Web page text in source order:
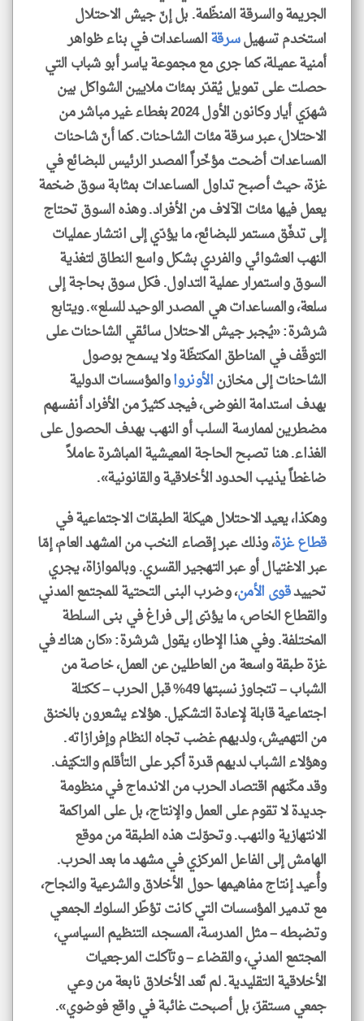
الجريمة والسرقة المنظّمة. بل إنّ جيش الاحتلال
استخدم تسهيلسرقةالمساعدات في بناء ظواهر
أمنية عميلة، كما جرى مع مجموعة ياسر أبو شباب التي
حصلت على تمويل يُقدّر بمئات ملايين الشواكل بين
شهرَي أيار وكانون الأول 2024 بغطاء غير مباشر من
الاحتلال، عبر سرقة مئات الشاحنات. كما أنّ شاحنات
المساعدات أضحت مؤخّراً المصدر الرئيس للبضائع في
غزة، حيث أصبح تداول المساعدات بمثابة سوق ضخمة
يعمل فيها مئات الآلاف من الأفراد. وهذه السوق تحتاج
إلى تدفّق مستمر للبضائع، ما يؤدّي إلى انتشار عمليات
النهب العشوائي والفردي بشكل واسع النطاق لتغذية
السوق واستمرار عملية التداول. فكل سوق بحاجة إلى
سلعة، والمساعدات هي المصدر الوحيد للسلع». ويتابع
شرشرة: «يُجبر جيش الاحتلال سائقي الشاحنات على
التوقّف في المناطق المكتظّة ولا يسمح بوصول
الشاحنات إلى مخازنالأونرواوالمؤسسات الدولية
بهدف استدامة الفوضى، فيجد كثيرٌ من الأفراد أنفسهم
مضطرين لممارسة السلب أو النهب بهدف الحصول على
الغذاء. هنا تصبح الحاجة المعيشية المباشرة عاملاً
ضاغطاً يذيب الحدود الأخلاقية والقانونية».
وهكذا، يعيد الاحتلال هيكلة الطبقات الاجتماعية في
قطاع غزة، وذلك عبر إقصاء النخب من المشهد العام، إمّا
عبر الاغتيال أو عبر التهجير القسري. وبالموازاة، يجري
تحييدقوى الأمن، وضرب البنى التحتية للمجتمع المدني
والقطاع الخاص، ما يؤدّى إلى فراغ في بنى السلطة
المختلفة. وفي هذا الإطار، يقول شرشرة: «كان هناك في
غزة طبقة واسعة من العاطلين عن العمل، خاصة من
الشباب – تتجاوز نسبتها 49% قبل الحرب – ككتلة
اجتماعية قابلة لإعادة التشكيل. هؤلاء يشعرون بالخنق
من التهميش، ولديهم غضب تجاه النظام وإفرازاته.
وهؤلاء الشباب لديهم قدرة أكبر على التأقلم والتكيّف.
وقد مكّنهم اقتصاد الحرب من الاندماج في منظومة
جديدة لا تقوم على العمل والإنتاج، بل على المراكمة
الانتهازية والنهب. وتحوّلت هذه الطبقة من موقع
الهامش إلى الفاعل المركزي في مشهد ما بعد الحرب.
وأُعيد إنتاج مفاهيمها حول الأخلاق والشرعية والنجاح،
مع تدمير المؤسسات التي كانت تؤطّر السلوك الجمعي
وتضبطه – مثل المدرسة، المسجد، التنظيم السياسي،
المجتمع المدني، والقضاء – وتآكلت المرجعيات
الأخلاقية التقليدية. لم تَعد الأخلاق نابعة من وعي
جمعي مستقرّ، بل أصبحت غائبة في واقع فوضوي».